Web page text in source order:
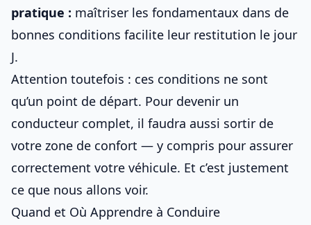
pratique : maîtriser les fondamentaux dans de
bonnes conditions facilite leur restitution le jour
J.
Attention toutefois : ces conditions ne sont
qu’un point de départ. Pour devenir un
conducteur complet, il faudra aussi sortir de
votre zone de confort — y compris pour assurer
correctement votre véhicule. Et c’est justement
ce que nous allons voir.
Quand et Où Apprendre à Conduire